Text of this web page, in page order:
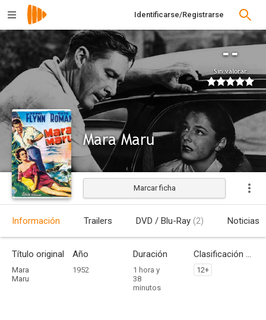
Identificarse/Registrarse
--
Sin valorar
Mara Maru
Estrenada
Marcar ficha
Información Trailers DVD / Blu-Ray (2) Noticias
Título original
Mara
Maru
Año
1952
Duración
1 hora y
38
minutos
Clasificación por edades
12+